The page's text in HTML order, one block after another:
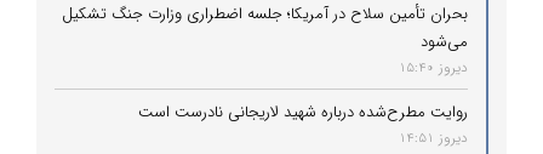
بحران تأمین سلاح در آمریکا؛ جلسه اضطراری وزارت جنگ تشکیل
می‌شود
دیروز 15:40
روایت مطرح‌شده درباره شهید لاریجانی نادرست است
دیروز 14:51